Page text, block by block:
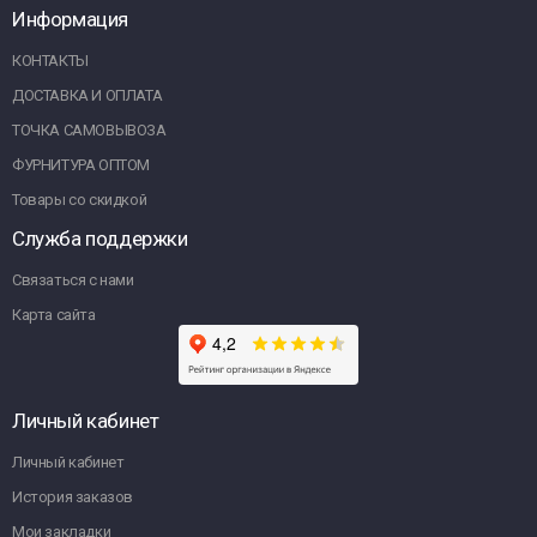
Информация
КОНТАКТЫ
ДОСТАВКА И ОПЛАТА
ТОЧКА САМОВЫВОЗА
ФУРНИТУРА ОПТОМ
Товары со скидкой
Служба поддержки
Связаться с нами
Карта сайта
Личный кабинет
Личный кабинет
История заказов
Мои закладки